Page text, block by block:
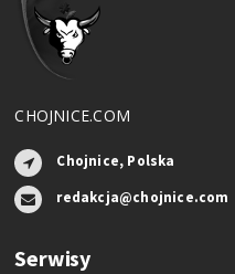
CHOJNICE.COM
Chojnice, Polska
redakcja@chojnice.com
Serwisy